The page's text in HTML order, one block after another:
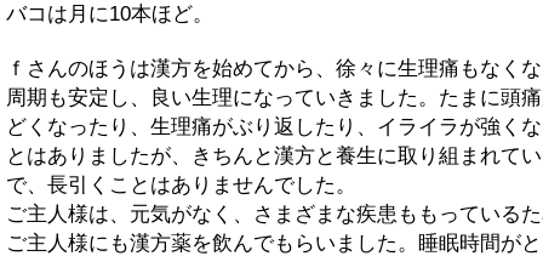
バコは月に10本ほど。
ｆさんのほうは漢方を始めてから、徐々に生理痛もなく
周期も安定し、良い生理になっていきました。たまに頭
どくなったり、生理痛がぶり返したり、イライラが強く
とはありましたが、きちんと漢方と養生に取り組まれて
で、長引くことはありませんでした。
ご主人様は、元気がなく、さまざまな疾患ももっている
ご主人様にも漢方薬を飲んでもらいました。睡眠時間が